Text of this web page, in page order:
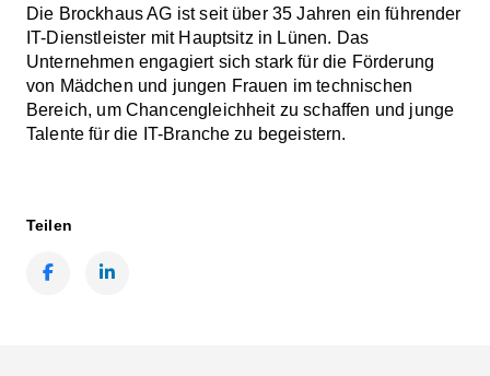
Die Brockhaus AG ist seit über 35 Jahren ein führender
IT-Dienstleister mit Hauptsitz in Lünen. Das
Unternehmen engagiert sich stark für die Förderung
von Mädchen und jungen Frauen im technischen
Bereich, um Chancengleichheit zu schaffen und junge
Talente für die IT-Branche zu begeistern.
Teilen